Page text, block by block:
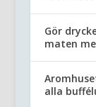
Gör
maten
alla